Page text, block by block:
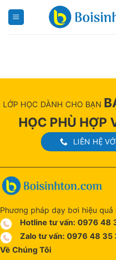
LỚP HỌC DÀNH CHO BẠN
HỌC PHÙ HỢP
LIÊN HỆ
Phương pháp dạy bơi hiệu
Hotline tư vấn: 0976 48
Zalo tư vấn: 0976 48 35
Về Chúng Tôi